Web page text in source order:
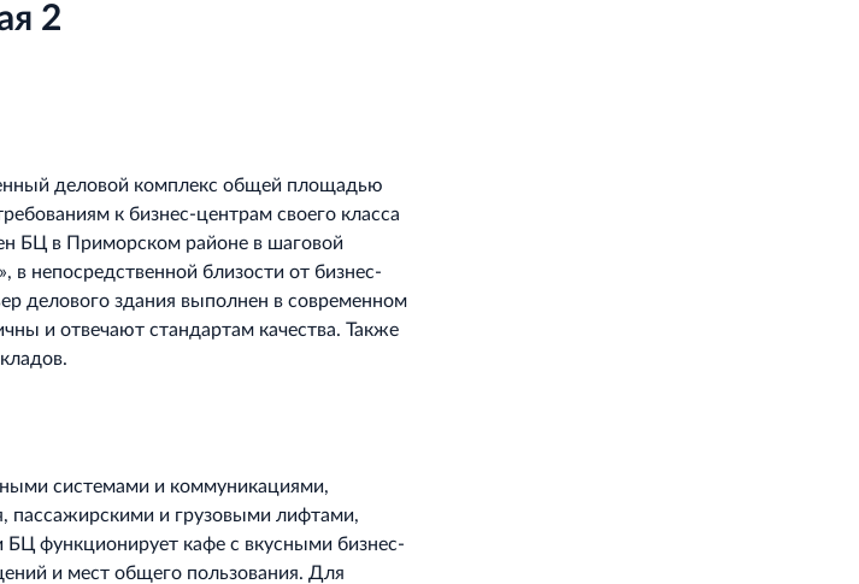
2
деловой комплекс общей площадью
к бизнес-центрам своего класса
БЦ в Приморском районе в шаговой
в непосредственной близости от бизнес-
делового здания выполнен в современном
и отвечают стандартам качества. Также
системами и коммуникациями,
пассажирскими и грузовыми лифтами,
функционирует кафе с вкусными бизнес-
и мест общего пользования. Для